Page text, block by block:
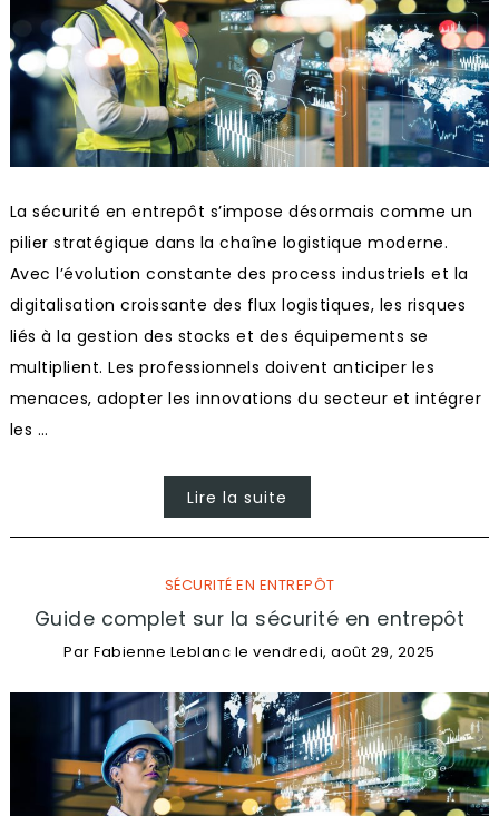
La sécurité en entrepôt s’impose désormais comme un
pilier stratégique dans la chaîne logistique moderne.
Avec l’évolution constante des process industriels et la
digitalisation croissante des flux logistiques, les risques
liés à la gestion des stocks et des équipements se
multiplient. Les professionnels doivent anticiper les
menaces, adopter les innovations du secteur et intégrer
les …
Lire la suite
SÉCURITÉ EN ENTREPÔT
Guide complet sur la sécurité en entrepôt
ParFabienne Leblanc levendredi, août 29, 2025